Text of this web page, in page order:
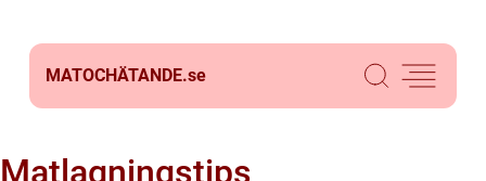
MATOCHÄTANDE.se
Matlagningstips